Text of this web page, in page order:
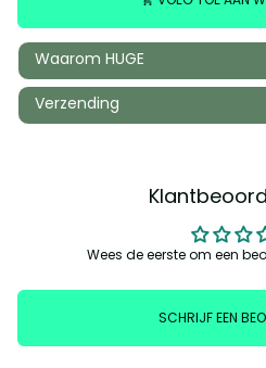
Waarom HUGE
Verzending
Wees de eerste om een
SCHRIJF EEN